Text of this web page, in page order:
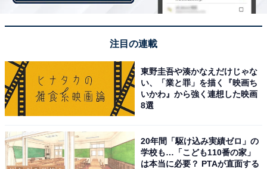
注目の連載
東野圭吾や湊かなえだけじゃな
い、「業と罪」を描く『映画ち
いかわ』から強く連想した映画
8選
20年間「駆け込み実績ゼロ」の
学校も…「こども110番の家」
は本当に必要？ PTAが直面する